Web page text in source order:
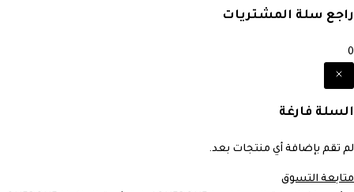
راجع سلة المشتريات
0
السلة فارغة
لم تقم بإضافة أي منتجات بعد.
متابعة التسوق